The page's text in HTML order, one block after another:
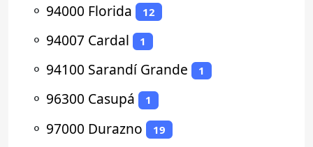
⚬ 94000 Florida 12
⚬ 94007 Cardal 1
⚬ 94100 Sarandí Grande 1
⚬ 96300 Casupá 1
⚬ 97000 Durazno 19